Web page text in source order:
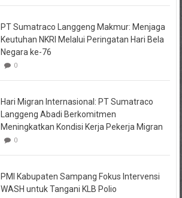
PT Sumatraco Langgeng Makmur: Menjaga
Keutuhan NKRI Melalui Peringatan Hari Bela
Negara ke-76
0
Hari Migran Internasional: PT Sumatraco
Langgeng Abadi Berkomitmen
Meningkatkan Kondisi Kerja Pekerja Migran
0
PMI Kabupaten Sampang Fokus Intervensi
WASH untuk Tangani KLB Polio